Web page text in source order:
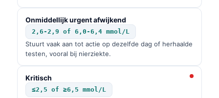
Onmiddellijk urgent afwijkend
2,6-2,9 of 6,0-6,4 mmol/L
Stuurt vaak aan tot actie op dezelfde dag of herhaalde
testen, vooral bij nierziekte.
Kritisch
≤2,5 of ≥6,5 mmol/L